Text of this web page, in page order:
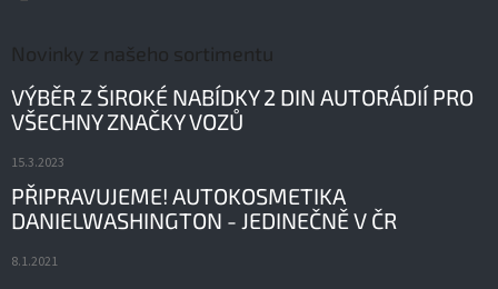
Novinky z našeho sortimentu
VÝBĚR Z ŠIROKÉ NABÍDKY 2 DIN AUTORÁDIÍ PRO
VŠECHNY ZNAČKY VOZŮ
15.3.2023
PŘIPRAVUJEME! AUTOKOSMETIKA
DANIELWASHINGTON - JEDINEČNĚ V ČR
8.1.2021